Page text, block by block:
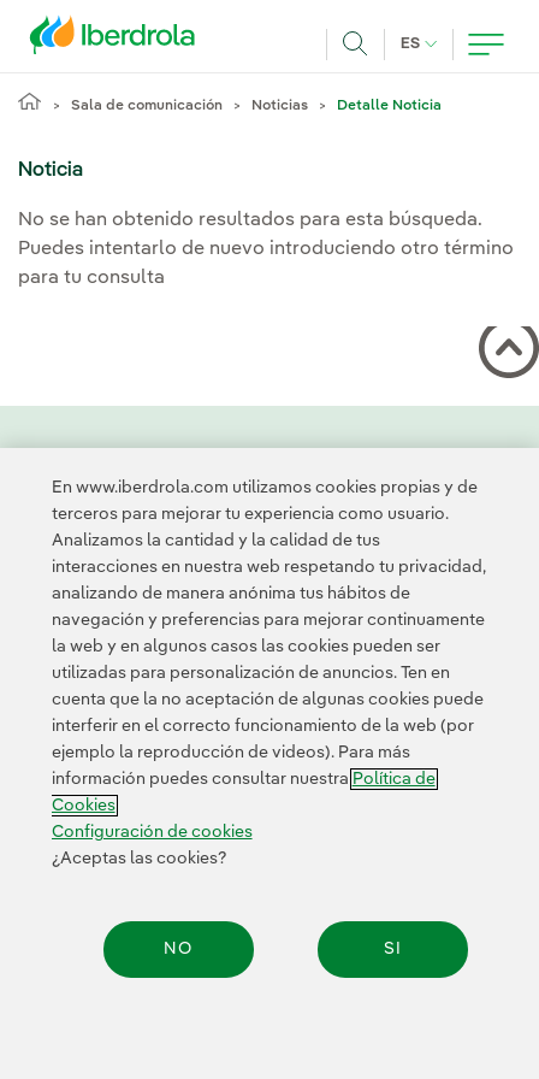
ES IDIOMA
Sala de comunicación Noticias Detalle Noticia
Noticia
No se han obtenido resultados para esta búsqueda.
Puedes intentarlo de nuevo introduciendo otro término
para tu consulta
Política de cookies Configuración de cookies Accesibilidad
Canal de denuncias
© 2026 Iberdrola, S.A. Reservados todos los derechos.
En www.iberdrola.com utilizamos cookies propias y de
terceros para mejorar tu experiencia como usuario.
Analizamos la cantidad y la calidad de tus
interacciones en nuestra web respetando tu privacidad,
analizando de manera anónima tus hábitos de
navegación y preferencias para mejorar continuamente
la web y en algunos casos las cookies pueden ser
utilizadas para personalización de anuncios. Ten en
cuenta que la no aceptación de algunas cookies puede
interferir en el correcto funcionamiento de la web (por
ejemplo la reproducción de videos). Para más
información puedes consultar nuestra Política de
Cookies
Configuración de cookies
¿Aceptas las cookies?
NO SI